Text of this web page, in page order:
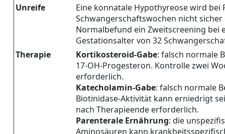
Unreife
Eine konnatale Hypothyreose wird bei
Schwangerschaftswochen nicht
Normalbefund ein Zweitscreening bei
Gestationsalter von 32
Therapie
Kortikosteroid-Gabe: falsch normale
17-OH-Progesteron. Kontrolle zwei
erforderlich.
Katecholamin-Gabe: falsch normale
Biotinidase-Aktivität kann erniedrigt
nach Therapieende erforderlich.
Parenterale Ernährung: die
Aminosäuren kann